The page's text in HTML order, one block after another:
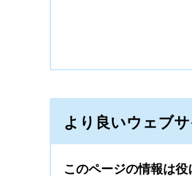
より良いウェブ
このページの情報は役